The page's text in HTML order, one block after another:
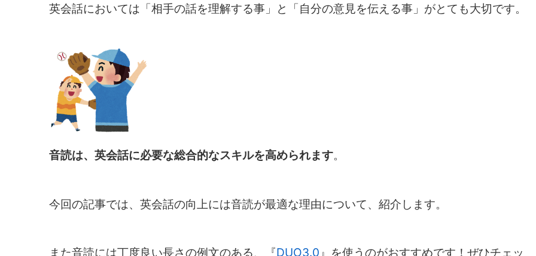
英会話においては「相手の話を理解する事」と「自分の意見を伝える事」がとても大切です。
音読は、英会話に必要な総合的なスキルを高められます。
今回の記事では、英会話の向上には音読が最適な理由について、紹介します。
また音読には丁度良い長さの例文のある、『DUO3.0』を使うのがおすすめです！ぜひチェッ